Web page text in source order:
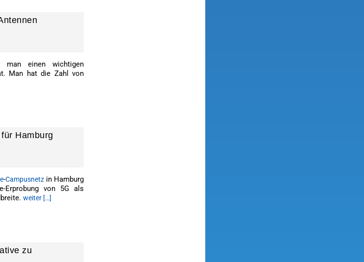
man einen wichtigen
Man hat die Zahl von
Hamburg
-Campusnetzin Hamburg
Erprobung von 5G als
weiter […]
zu